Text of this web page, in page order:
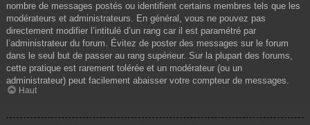
nombre de messages postés ou identifient certains membres tels que les
modérateurs et administrateurs. En général, vous ne pouvez pas
directement modifier l’intitulé d’un rang car il est paramétré par
l’administrateur du forum. Évitez de poster des messages sur le forum
dans le seul but de passer au rang supérieur. Sur la plupart des forums,
cette pratique est rarement tolérée et un modérateur (ou un
administrateur) peut facilement abaisser votre compteur de messages.
Haut